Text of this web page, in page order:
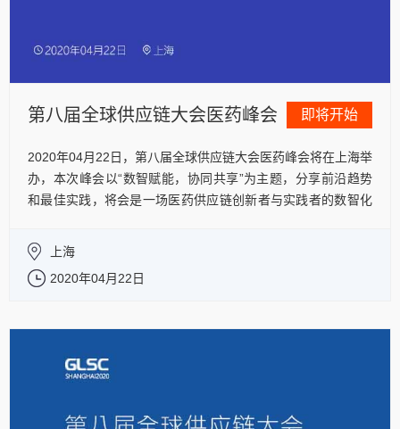
第八届全球供应链大会医药峰会 即将开始
2020年04月22日，第八届全球供应链大会医药峰会将在上海举
办，本次峰会以“数智赋能，协同共享”为主题，分享前沿趋势
和最佳实践，将会是一场医药供应链创新者与实践者的数智化
上海
2020年04月22日